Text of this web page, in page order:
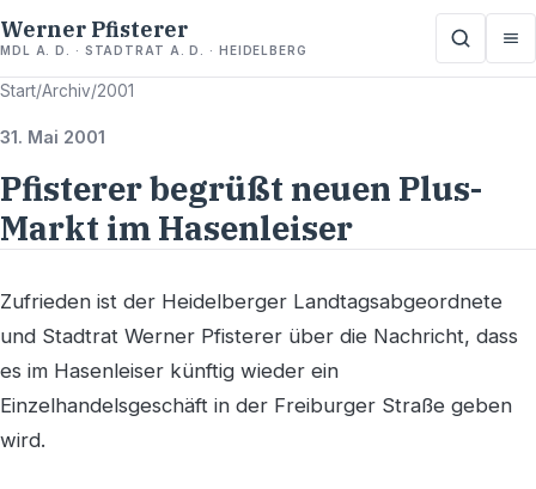
Werner Pfisterer
MDL A. D. · STADTRAT A. D. · HEIDELBERG
Start/Archiv/2001
31. Mai 2001
Pfisterer begrüßt neuen Plus-
Markt im Hasenleiser
Zufrieden ist der Heidelberger Landtagsabgeordnete
und Stadtrat Werner Pfisterer über die Nachricht, dass
es im Hasenleiser künftig wieder ein
Einzelhandelsgeschäft in der Freiburger Straße geben
wird.